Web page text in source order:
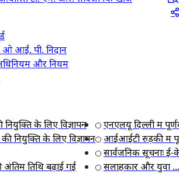
आई. पी. निदान
और नियम
विज्ञापन
विज्ञापन
गई
एनएलयू दिल्ली में पूर्णकालिक
आईआईटी रुड़की में पूर्णकालिक
सार्वजनिक सूचनाः ई-केवाईसी
सलाहकार और युवा .......... के